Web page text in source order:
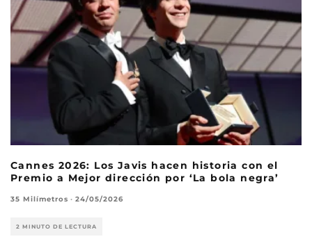
Cannes 2026: Los Javis hacen historia con el
Premio a Mejor dirección por ‘La bola negra’
35 Milímetros · 24/05/2026
2 MINUTO DE LECTURA